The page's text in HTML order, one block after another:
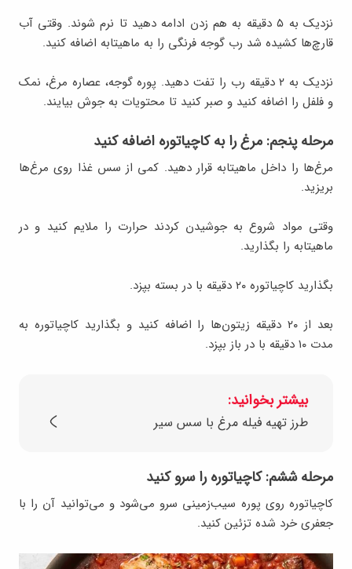
نزدیک به ۵ دقیقه به هم زدن ادامه دهید تا نرم شوند. وقتی آب
قارچ‌ها کشیده شد رب گوجه فرنگی را به ماهیتابه اضافه کنید.
نزدیک به ۲ دقیقه رب را تفت دهید. پوره گوجه، عصاره مرغ، نمک
و فلفل را اضافه کنید و صبر کنید تا محتویات به جوش بیایند.
مرحله پنجم: مرغ را به کاچیاتوره اضافه کنید
مرغ‌ها را داخل ماهیتابه قرار دهید. کمی از سس غذا روی مرغ‌ها
بریزید.
وقتی مواد شروع به جوشیدن کردند حرارت را ملایم کنید و در
ماهیتابه را بگذارید.
بگذارید کاچیاتوره ۲۰ دقیقه با در بسته بپزد.
بعد از ۲۰ دقیقه زیتون‌ها را اضافه کنید و بگذارید کاچیاتوره به
مدت ۱۰ دقیقه با در باز بپزد.
بیشتر بخوانید:
طرز تهیه فیله مرغ با سس سیر
مرحله ششم: کاچیاتوره را سرو کنید
کاچیاتوره روی پوره سیب‌زمینی سرو می‌شود و می‌توانید آن را با
جعفری خرد شده تزئین کنید.